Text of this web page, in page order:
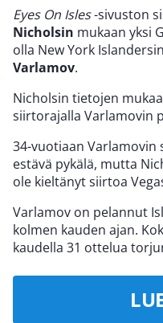
Eyes On Isles-sivuston
Nicholsin mukaan yksi
olla New York
Varlamov.
Nicholsin tietojen
siirtorajalla Varlamovin
34-vuotiaan
estävä pykälä, mutta
ole kieltänyt siirtoa
Varlamov on pelannut
kolmen kauden ajan.
kaudella 31 ottelua